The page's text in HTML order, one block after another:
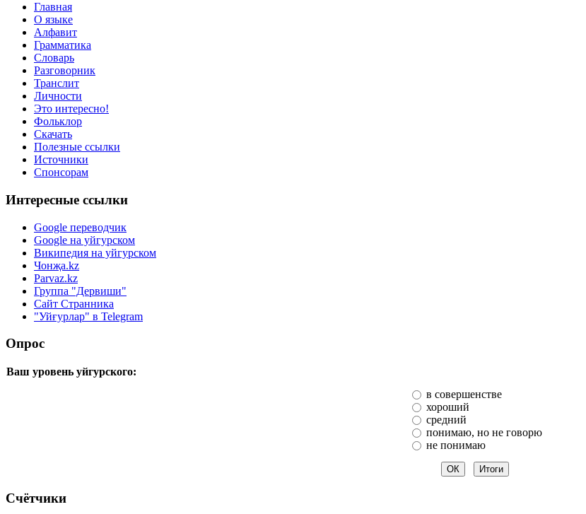
Главная
О языке
Алфавит
Грамматика
Словарь
Разговорник
Транслит
Личности
Это интересно!
Фольклор
Скачать
Полезные ссылки
Источники
Спонсорам
Интересные ссылки
Google переводчик
Google на уйгурском
Википедия на уйгурском
Чонҗа.kz
Parvaz.kz
Группа "Дервиши"
Сайт Странника
"Уйғурлар" в Telegram
Опрос
Ваш уровень уйгурского:
в совершенстве
хороший
средний
понимаю, но не говорю
не понимаю
Счётчики